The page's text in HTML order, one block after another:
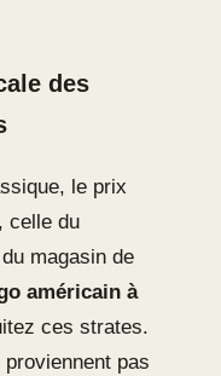
des
le prix
celle du
magasin de
américain à
ces strates.
pas